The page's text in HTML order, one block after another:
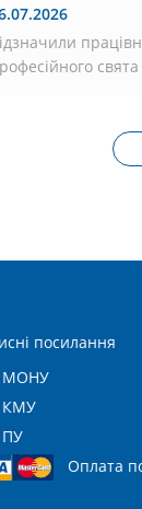
свята
посилання
МОНУ
КМУ
ПУ
Оплата